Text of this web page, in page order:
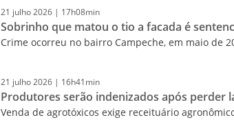
21 julho2026 | 17h08min
Sobrinho que matou o tio a facada é
Crime ocorreu no bairro Campeche, em maio de
21 julho2026 | 16h41min
Produtores serão indenizados após perder
Venda de agrotóxicos exige receituário